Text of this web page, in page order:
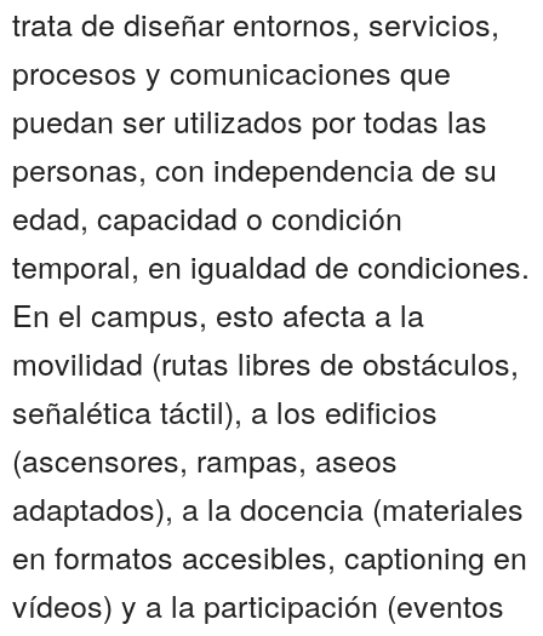
trata de diseñar entornos, servicios,
procesos y comunicaciones que
puedan ser utilizados por todas las
personas, con independencia de su
edad, capacidad o condición
temporal, en igualdad de condiciones.
En el campus, esto afecta a la
movilidad (rutas libres de obstáculos,
señalética táctil), a los edificios
(ascensores, rampas, aseos
adaptados), a la docencia (materiales
en formatos accesibles, captioning en
vídeos) y a la participación (eventos